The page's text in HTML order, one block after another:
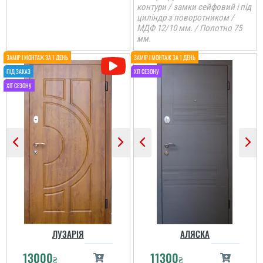
читати всі відгуки
Катя
контури / замки сейфовий і під
циліндр з поворотником /
МДФ 12/10 мм. / Полотно 75
мм.
ЛУЗАРІЯ
13000₴
АЛЯСКА
11300₴